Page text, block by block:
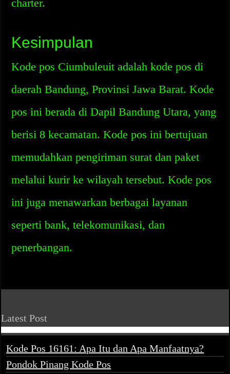
charter.
Kesimpulan
Kode pos Ciumbuleuit adalah kode pos di
daerah Bandung, Provinsi Jawa Barat. Kode
pos ini berada di Dapil Bandung Utara, yang
berisi 8 kecamatan. Kode pos ini bertujuan
memudahkan pengiriman surat dan paket
melalui kurir ke wilayah tersebut. Kode pos
ini juga menawarkan berbagai layanan
seperti bank, telekomunikasi, dan
penerbangan.
Latest Post
Kode Pos 16161: Apa Itu dan Apa Manfaatnya?
Pondok Pinang Kode Pos